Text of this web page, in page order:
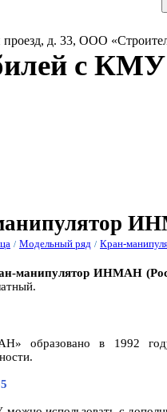
д. 33, ООО
с КМУ
/ Модельный ряд / Кран-
манипулятор ИНМАН
й.
образовано в 1992 году